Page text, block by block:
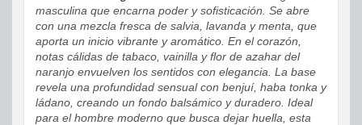
masculina que encarna poder y sofisticación. Se abre
con una mezcla fresca de salvia, lavanda y menta, que
aporta un inicio vibrante y aromático. En el corazón,
notas cálidas de tabaco, vainilla y flor de azahar del
naranjo envuelven los sentidos con elegancia. La base
revela una profundidad sensual con benjuí, haba tonka y
ládano, creando un fondo balsámico y duradero. Ideal
para el hombre moderno que busca dejar huella, esta